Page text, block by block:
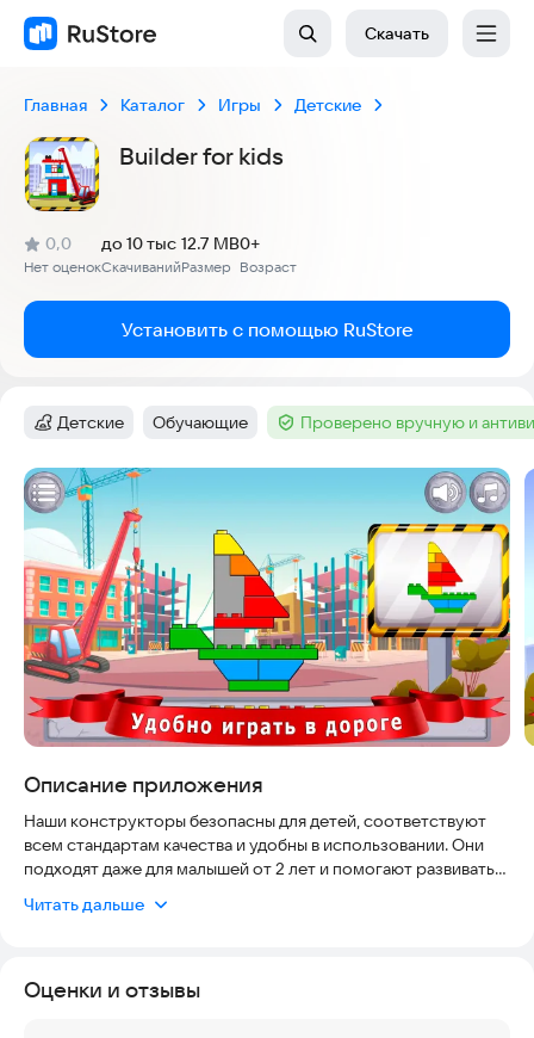
Скачать
Главная Каталог Игры Детские
Builder for kids
Рейтинг:
0,0
(
Нет оценок
)
Скачиваний
до 10 тыс
Размер
12.7 MB
Возраст
0+
Установить с помощью RuStore
Категория:
Детские Тег:
Обучающие Тег :Проверено вручную и
Скриншоты
Описание приложения
Наши конструкторы безопасны для детей, соответствуют
всем стандартам качества и удобны в использовании. Они
подходят даже для малышей от 2 лет и помогают развивать
в дороге — никаких сложных настроек и подключений.
машину или животное. После успешной сборки он получает
Читать дальше
Оценки и отзывы